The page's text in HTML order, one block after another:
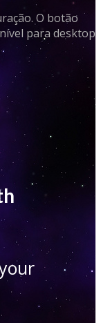
O botão
para desktop